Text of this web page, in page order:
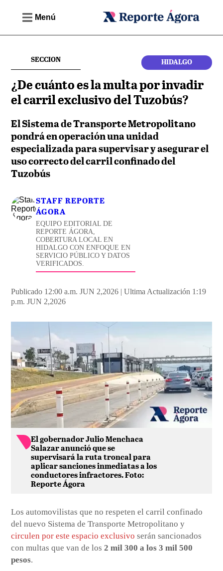
Menú
SECCION HIDALGO
¿De cuánto es la multa por invadir
el carril exclusivo del Tuzobús?
El Sistema de Transporte Metropolitano
pondrá en operación una unidad
especializada para supervisar y asegurar el
uso correcto del carril confinado del
Tuzobús
STAFF REPORTE
ÁGORA
EQUIPO EDITORIAL DE
REPORTE ÁGORA,
COBERTURA LOCAL EN
HIDALGO CON ENFOQUE EN
SERVICIO PÚBLICO Y DATOS
VERIFICADOS.
Publicado 12:00 a.m. JUN 2,2026 | Ultima Actualización 1:19
p.m. JUN 2,2026
El gobernador Julio Menchaca
Salazar anunció que se
supervisará la ruta troncal para
aplicar sanciones inmediatas a los
conductores infractores. Foto:
Reporte Ágora
Los automovilistas que no respeten el carril confinado
del nuevo Sistema de Transporte Metropolitano y
circulen por este espacio exclusivo serán sancionados
con multas que van de los2 mil 300 a los 3 mil 500
pesos.